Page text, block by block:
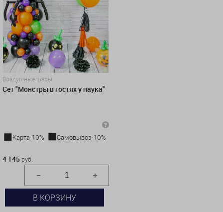
Воздушные шары
Сет "Монстры в гостях у паука"
Карта-10%
Самовывоз-10%
4 145 руб.
В КОРЗИНУ